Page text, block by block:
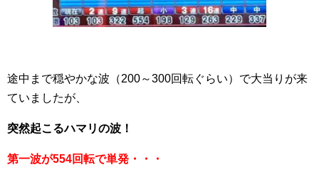
途中まで穏やかな波（200～300回転ぐらい）で大当りが来
ていましたが、
突然起こるハマリの波！
第一波が554回転で単発・・・